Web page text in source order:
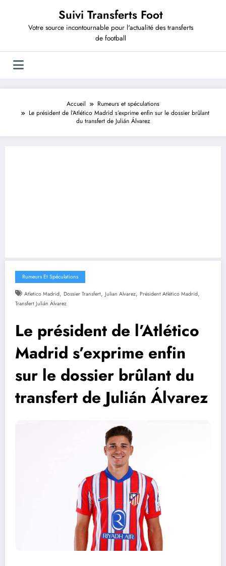
Suivi Transferts Foot
Votre source incontournable pour l'actualité des transferts
de football
Accueil
Rumeurs et spéculations
Le président de l’Atlético Madrid s’exprime enfin sur le dossier brûlant
du transfert de Julián Álvarez
Rumeurs Et Spéculations
Atletico Madrid, Dossier Transfert, Julian Alvarez, Président Atlético Madrid,
Transfert Julián Álvarez
Le président de l’Atlético
Madrid s’exprime enfin
sur le dossier brûlant du
transfert de Julián Álvarez